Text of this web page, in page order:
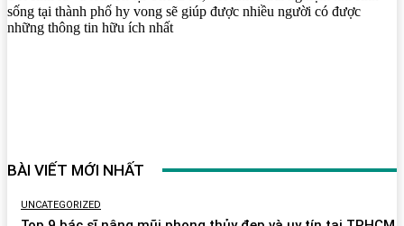
sống tại thành phố hy vong sẽ giúp được nhiều người có được
những thông tin hữu ích nhất
BÀI VIẾT MỚI NHẤT
UNCATEGORIZED